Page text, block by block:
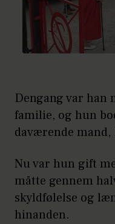
Dengang var han
familie, og hun
daværende mand,
Nu var hun gift
måtte gennem
skyldfølelse og
hinanden.